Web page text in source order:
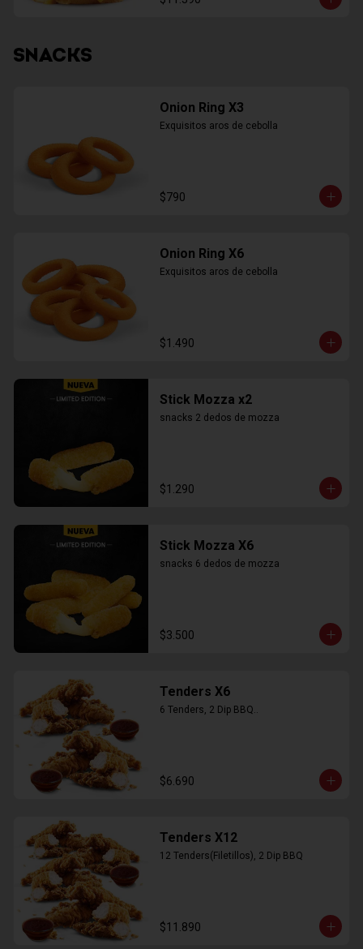
SNACKS
Onion Ring X3
Exquisitos aros de cebolla
$790
Onion Ring X6
Exquisitos aros de cebolla
$1.490
Stick Mozza x2
snacks 2 dedos de mozza
$1.290
Stick Mozza X6
snacks 6 dedos de mozza
$3.500
Tenders X6
6 Tenders, 2 Dip BBQ..
$6.690
Tenders X12
12 Tenders(Filetillos), 2 Dip BBQ
$11.890